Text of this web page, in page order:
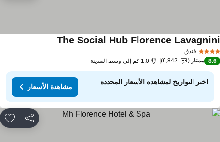
فندق
The Social Hub Florence
8.6 ممتاز 6,842 1.0 كم إلى وسط المدينة
اختر التواريخ لمشاهدة الأسعار المحددة
مشاهدة الأسعار
مشاركة